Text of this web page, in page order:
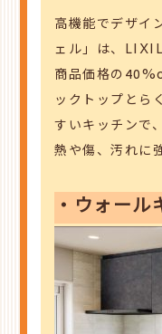
高機能でデザイ
ェル」は、
商品価格の
ックトップとら
すいキッチンで
熱や傷、汚れに
・ウォー